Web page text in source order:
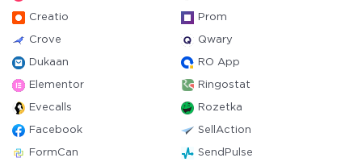
Creatio Prom
Crove Qwary
Dukaan RO App
Elementor Ringostat
Evecalls Rozetka
Facebook SellAction
FormCan SendPulse